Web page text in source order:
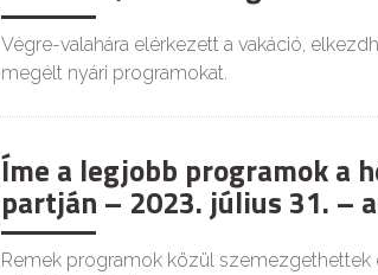
Végre-valahára elérkezett a vakáció,
megélt nyári programokat.
Íme a legjobb programok a
partján – 2023. július 31. –
Remek programok közül szemezgethettek